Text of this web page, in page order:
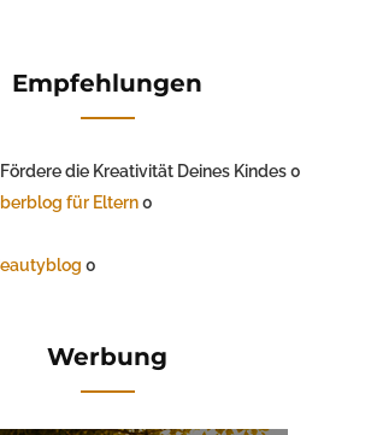
Empfehlungen
Fördere die Kreativität Deines Kindes 0
für Eltern0
0
Werbung